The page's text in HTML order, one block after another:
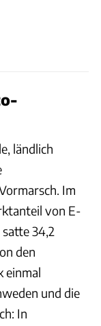
ländlich
Im
von E-
34,2
den
einmal
und die
In